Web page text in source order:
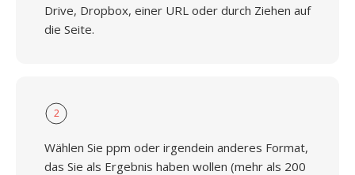
Drive, Dropbox, einer URL oder durch Ziehen auf
die Seite.
2
Wählen Sie ppm oder irgendein anderes Format,
das Sie als Ergebnis haben wollen (mehr als 200